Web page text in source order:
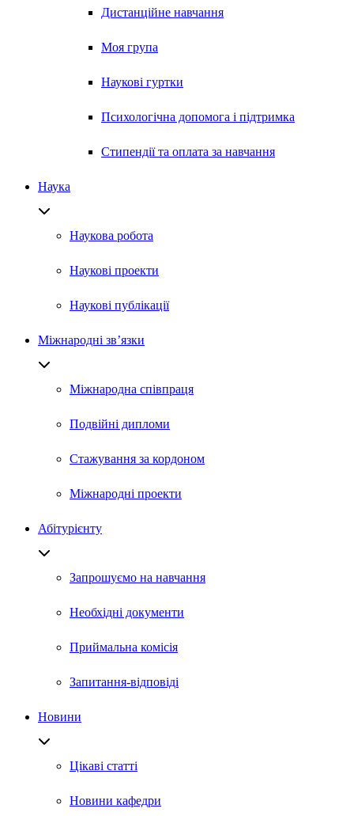
Дистанційне навчання
Моя група
Наукові гуртки
Психологічна допомога і підтримка
Стипендії та оплата за навчання
Наука
Наукова робота
Наукові проекти
Наукові публікації
Міжнародні зв’язки
Міжнародна співпраця
Подвійні дипломи
Стажування за кордоном
Міжнародні проекти
Абітурієнту
Запрошуємо на навчання
Необхідні документи
Приймальна комісія
Запитання-відповіді
Новини
Цікаві статті
Новини кафедри